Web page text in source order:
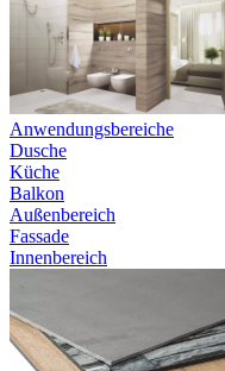
Anwendungsbereiche
Dusche
Küche
Balkon
Außenbereich
Fassade
Innenbereich